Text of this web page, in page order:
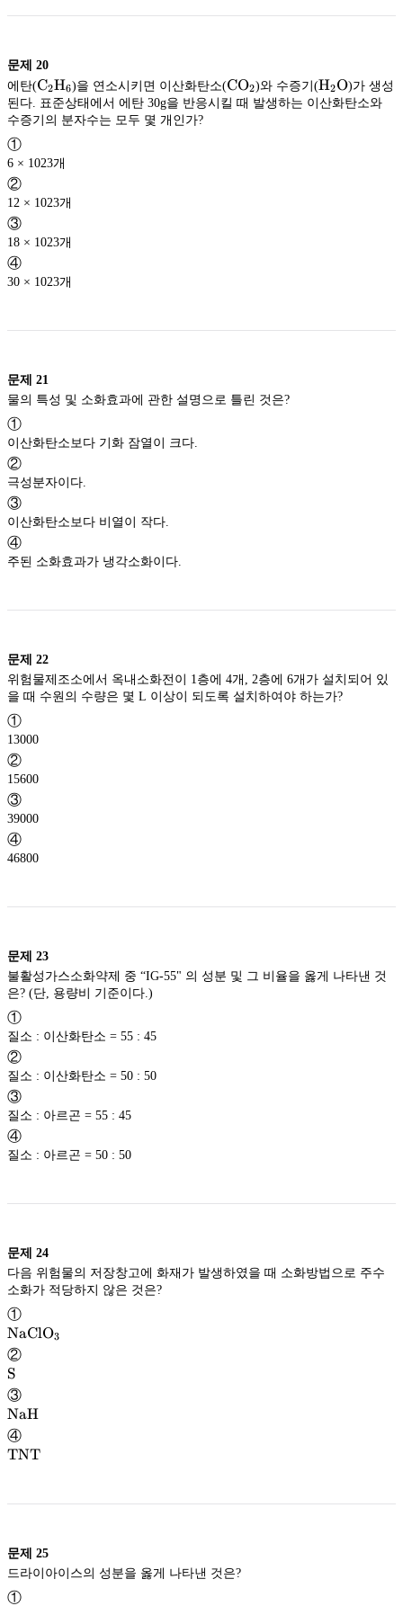
문제 20
에탄(\rm
C_2H_6
C2H6)을 연소시키면 이산화탄소(\rm
CO_2
CO2)와 수증기(\rm
H_2O
H2O)가 생성
된다. 표준상태에서 에탄 30g을 반응시킬 때 발생하는 이산화탄소와
①
6 × 1023개
②
12 × 1023개
③
18 × 1023개
④
30 × 1023개
문제 21
①
이산화탄소보다 기화 잠열이 크다.
②
극성분자이다.
③
이산화탄소보다 비열이 작다.
④
주된 소화효과가 냉각소화이다.
문제 22
위험물제조소에서 옥내소화전이 1층에 4개, 2층에 6개가 설치되어 있
①
13000
②
15600
③
39000
④
46800
문제 23
불활성가스소화약제 중 “IG-55" 의 성분 및 그 비율을 옳게 나타낸 것
①
질소 : 이산화탄소 = 55 : 45
②
질소 : 이산화탄소 = 50 : 50
③
질소 : 아르곤 = 55 : 45
④
질소 : 아르곤 = 50 : 50
문제 24
다음 위험물의 저장창고에 화재가 발생하였을 때 소화방법으로 주수
①
\rm
\mathrm{NaClO}
NaClO
_3
NaClO3
②
\rm
S
S
③
\rm
NaH
NaH
④
\rm
TNT
문제 25
①